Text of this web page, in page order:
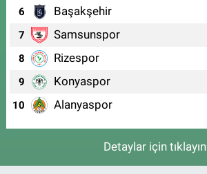
6 Başakşehir
7 Samsunspor
8 Rizespor
9 Konyaspor
10 Alanyaspor
Detaylar için tıklayın